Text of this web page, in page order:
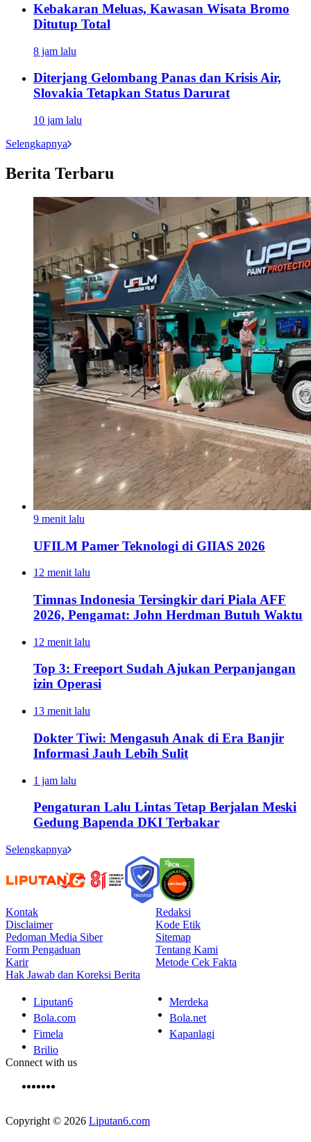
Kebakaran Meluas, Kawasan Wisata Bromo
Ditutup Total
8 jam lalu
Diterjang Gelombang Panas dan Krisis Air,
Slovakia Tetapkan Status Darurat
10 jam lalu
Selengkapnya
Berita Terbaru
9 menit lalu
UFILM Pamer Teknologi di GIIAS 2026
12 menit lalu
Timnas Indonesia Tersingkir dari Piala AFF
2026, Pengamat: John Herdman Butuh Waktu
12 menit lalu
Top 3: Freeport Sudah Ajukan Perpanjangan
izin Operasi
13 menit lalu
Dokter Tiwi: Mengasuh Anak di Era Banjir
Informasi Jauh Lebih Sulit
1 jam lalu
Pengaturan Lalu Lintas Tetap Berjalan Meski
Gedung Bapenda DKI Terbakar
Selengkapnya
Kontak
Redaksi
Disclaimer
Kode Etik
Pedoman Media Siber
Sitemap
Form Pengaduan
Tentang Kami
Karir
Metode Cek Fakta
Hak Jawab dan Koreksi Berita
Liputan6
Merdeka
Bola.com
Bola.net
Fimela
Kapanlagi
Brilio
Connect with us
Copyright © 2026 Liputan6.com